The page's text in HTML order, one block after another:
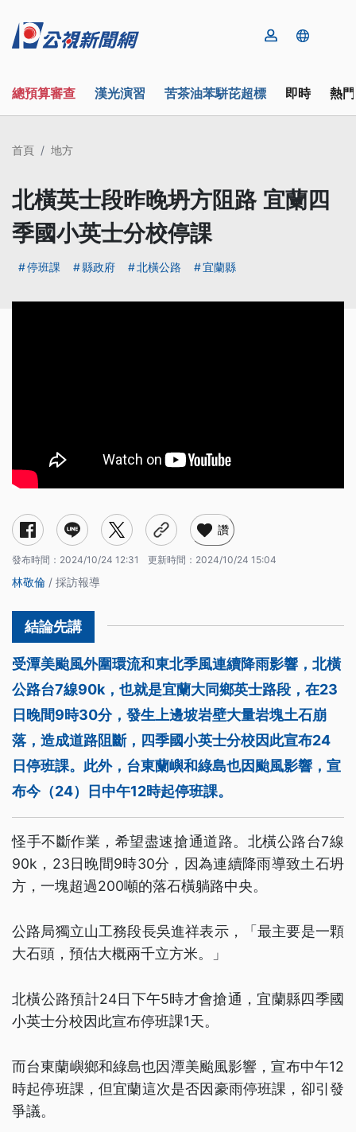
總預算審查 漢光演習 苦茶油苯駢芘超標 即時 熱
首頁 地方
北橫英士段昨晚坍方阻路 宜蘭四
季國小英士分校停課
停班課 縣政府 北橫公路 宜蘭縣
讚
發布時間： 2024/10/24 12:31 更新時間： 2024/10/24 15:04
林敬倫 / 採訪報導
受潭美颱風外圍環流和東北季風連續降雨影響，北橫
公路台7線90k，也就是宜蘭大同鄉英士路段，在23
日晚間9時30分，發生上邊坡岩壁大量岩塊土石崩
落，造成道路阻斷，四季國小英士分校因此宣布24
日停班課。此外，台東蘭嶼和綠島也因颱風影響，宣
布今（24）日中午12時起停班課。
怪手不斷作業，希望盡速搶通道路。北橫公路台7線
90k，23日晚間9時30分，因為連續降雨導致土石坍
方，一塊超過200噸的落石橫躺路中央。
公路局獨立山工務段長吳進祥表示，「最主要是一顆
大石頭，預估大概兩千立方米。」
北橫公路預計24日下午5時才會搶通，宜蘭縣四季國
小英士分校因此宣布停班課1天。
而台東蘭嶼鄉和綠島也因潭美颱風影響，宣布中午12
時起停班課，但宜蘭這次是否因豪雨停班課，卻引發
爭議。